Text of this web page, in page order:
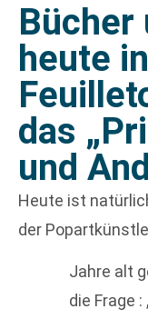
Bücher
heute
das
und
Heute ist
der
Jahre alt
die Frage